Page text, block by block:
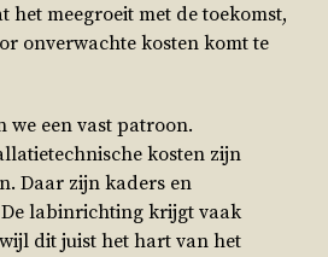
meegroeit met de toekomst,
onverwachte kosten komt te
we een vast patroon.
kosten zijn
Daar zijn kaders en
labinrichting krijgt vaak
dit juist het hart van het